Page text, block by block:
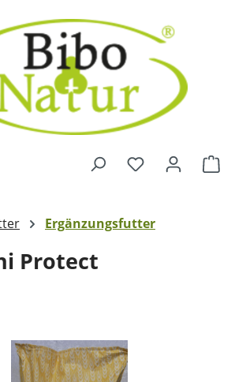
Ergänzungsfutter
Protect